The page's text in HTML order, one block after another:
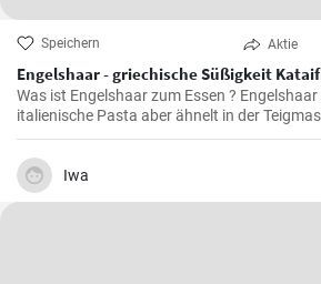
Speichern Aktie
Engelshaar - griechische Süßigkeit
Was ist Engelshaar zum Essen ? Engelshaar ist wie ganz dünne
italienische Pasta aber ähnelt in der
im balkanischen Raum für Süßspeisen mit
gefüllt benutzt. Schauen Sie selbst wie es
Iwa